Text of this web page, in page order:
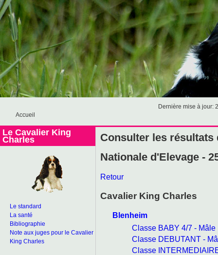
Accueil
Dernière mise à jour:
Le Cavalier King
Charles
Le standard
La santé
Bibliographie
Note aux juges pour le Cavalier
King Charles
Consulter les résultats
Nationale d'Elevage -
Retour
Cavalier King Charles
Blenheim
Classe BABY 4/7 -
Classe DEBUTANT -
Classe